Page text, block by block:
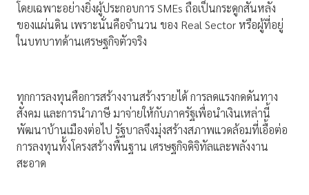
โดยเฉพาะอย่างยิ่งผู้ประกอบการ SMEs ถือเป็นกระดูกสันหลัง
ของแผ่นดิน เพราะนั่นคือจำนวน ของ Real Sector หรือผู้ที่อยู่
ในบทบาทด้านเศรษฐกิจตัวจริง
ทุกการลงทุนคือการสร้างงานสร้างรายได้ การลดแรงกดดันทาง
สังคม และการนำภาษี มาจ่ายให้กับภาครัฐเพื่อนำเงินเหล่านี้
พัฒนาบ้านเมืองต่อไป รัฐบาลจึงมุ่งสร้างสภาพแวดล้อมที่เอื้อต่อ
การลงทุนทั้งโครงสร้างพื้นฐาน เศรษฐกิจดิจิทัลและพลังงาน
สะอาด